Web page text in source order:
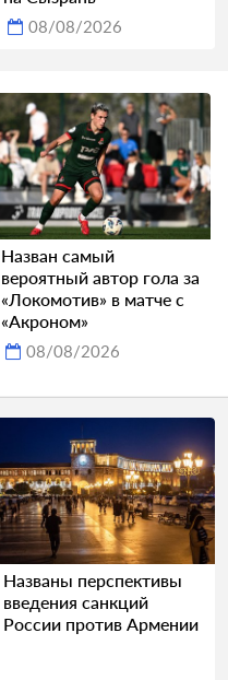
08/08/2026
Назван самый
вероятный автор гола за
«Локомотив» в матче с
«Акроном»
08/08/2026
Названы перспективы
введения санкций
России против Армении